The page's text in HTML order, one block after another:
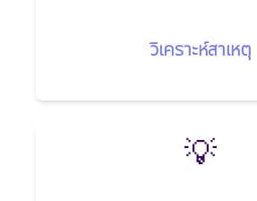
วิเคราะห์สาเหตุ
💡